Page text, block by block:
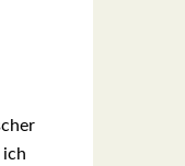
ich